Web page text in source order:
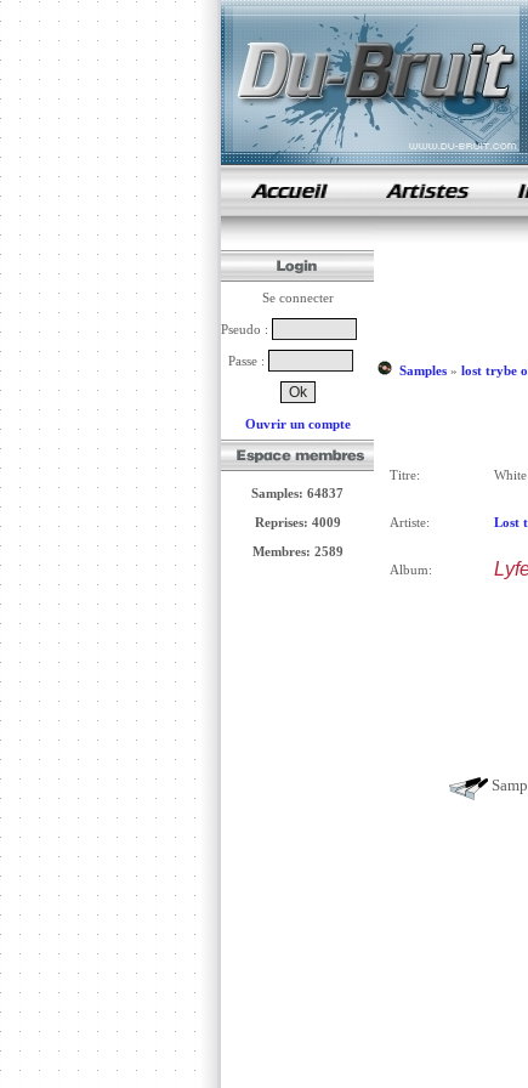
samples de rap
Se connecter
Pseudo :
Passe :
Ouvrir un compte
Samples: 64837
Reprises: 4009
Membres: 2589
Samples» lost trybe
Titre:
Artiste: Lost
Album: